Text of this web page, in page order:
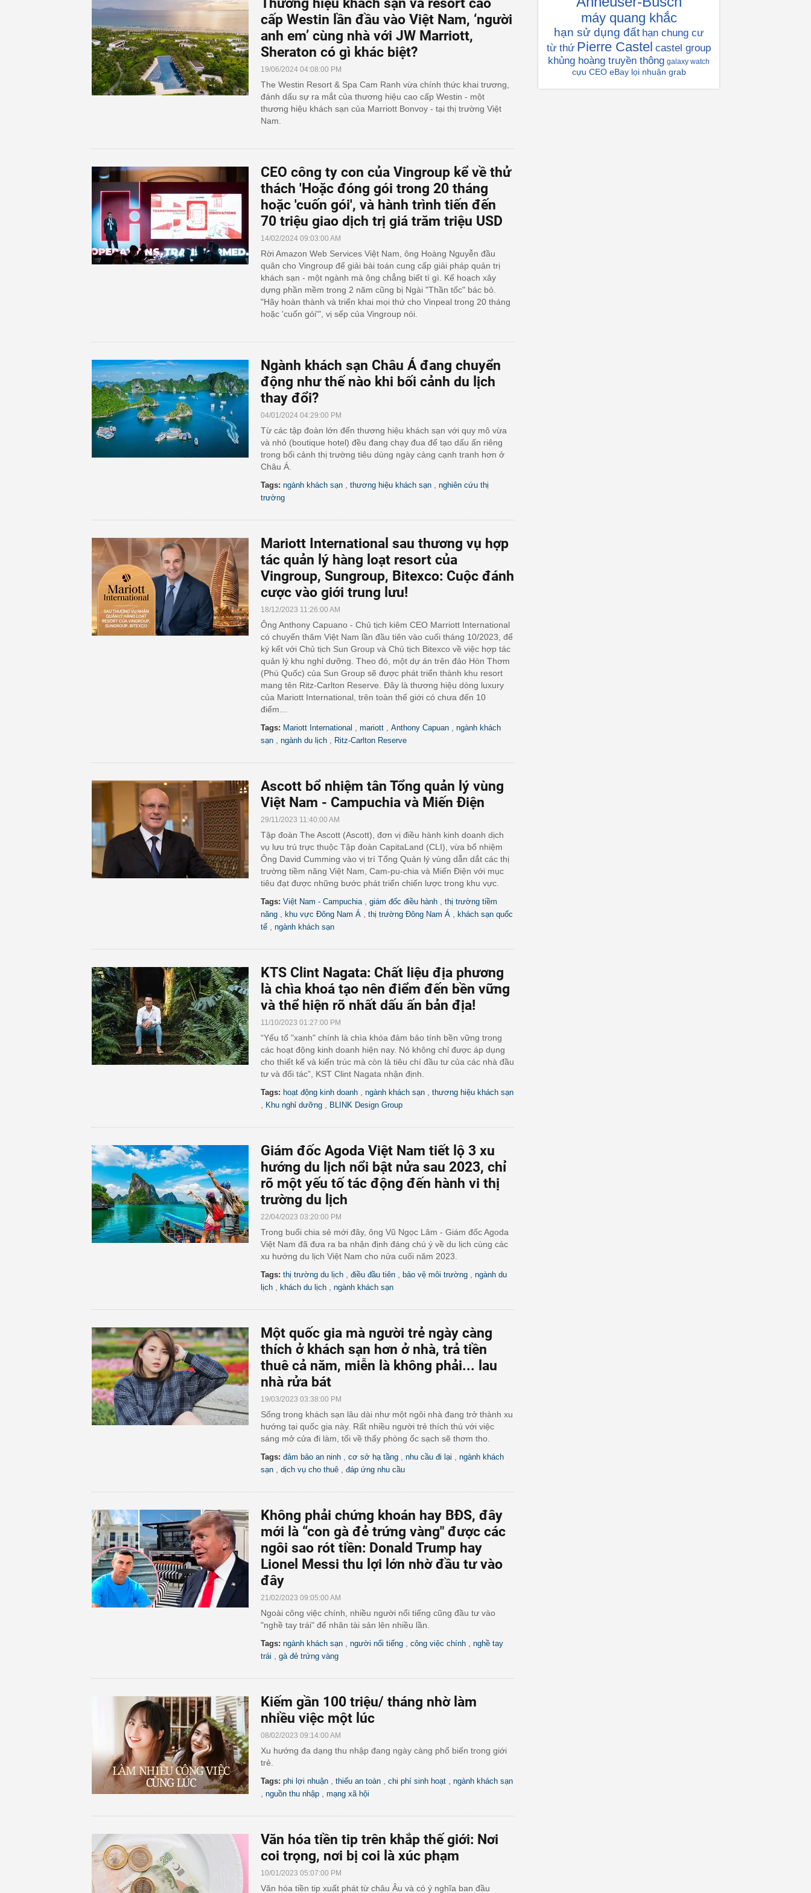
Thương hiệu khách sạn và resort cao
cấp Westin lần đầu vào Việt Nam, ‘người
anh em’ cùng nhà với JW Marriott,
Sheraton có gì khác biệt?
19/06/2024 04:08:00 PM
The Westin Resort & Spa Cam Ranh vừa chính thức khai trương,
đánh dấu sự ra mắt của thương hiệu cao cấp Westin - một
thương hiệu khách sạn của Marriott Bonvoy - tại thị trường Việt
Nam.
CEO công ty con của Vingroup kể về thử
thách 'Hoặc đóng gói trong 20 tháng
hoặc 'cuốn gói', và hành trình tiến đến
70 triệu giao dịch trị giá trăm triệu USD
14/02/2024 09:03:00 AM
Rời Amazon Web Services Việt Nam, ông Hoàng Nguyễn đầu
quân cho Vingroup để giải bài toán cung cấp giải pháp quản trị
khách sạn - một ngành mà ông chẳng biết tí gì. Kế hoạch xây
dựng phần mềm trong 2 năm cũng bị Ngài "Thần tốc" bác bỏ.
"Hãy hoàn thành và triển khai mọi thứ cho Vinpeal trong 20 tháng
hoặc 'cuốn gói'", vị sếp của Vingroup nói.
Ngành khách sạn Châu Á đang chuyển
động như thế nào khi bối cảnh du lịch
thay đổi?
04/01/2024 04:29:00 PM
Từ các tập đoàn lớn đến thương hiệu khách sạn với quy mô vừa
và nhỏ (boutique hotel) đều đang chạy đua để tạo dấu ấn riêng
trong bối cảnh thị trường tiêu dùng ngày càng cạnh tranh hơn ở
Châu Á.
Tags: ngành khách sạn thương hiệu khách sạn
nghiên cứu thị
trường
Mariott International sau thương vụ hợp
tác quản lý hàng loạt resort của
Vingroup, Sungroup, Bitexco: Cuộc đánh
cược vào giới trung lưu!
18/12/2023 11:26:00 AM
Ông Anthony Capuano - Chủ tịch kiêm CEO Marriott International
có chuyến thăm Việt Nam lần đầu tiên vào cuối tháng 10/2023, để
ký kết với Chủ tịch Sun Group và Chủ tịch Bitexco về việc hợp tác
quản lý khu nghỉ dưỡng. Theo đó, một dự án trên đảo Hòn Thơm
(Phú Quốc) của Sun Group sẽ được phát triển thành khu resort
mang tên Ritz-Carlton Reserve. Đây là thương hiệu dòng luxury
của Mariott International, trên toàn thế giới có chưa đến 10
điểm…
Tags: Mariott International mariott Anthony Capuan
ngành khách
sạn
ngành du lịch Ritz-Carlton Reserve
Ascott bổ nhiệm tân Tổng quản lý vùng
Việt Nam - Campuchia và Miến Điện
29/11/2023 11:40:00 AM
Tập đoàn The Ascott (Ascott), đơn vị điều hành kinh doanh dịch
vụ lưu trú trực thuộc Tập đoàn CapitaLand (CLI), vừa bổ nhiệm
Ông David Cumming vào vị trí Tổng Quản lý vùng dẫn dắt các thị
trường tiềm năng Việt Nam, Cam-pu-chia và Miến Điện với mục
tiêu đạt được những bước phát triển chiến lược trong khu vực.
Tags: Việt Nam - Campuchia giám đốc điều hành
thị trường tiềm
năng
khu vực Đông Nam Á thị trường Đông Nam Á
khách sạn quốc
tế
ngành khách sạn
KTS Clint Nagata: Chất liệu địa phương
là chìa khoá tạo nên điểm đến bền vững
và thể hiện rõ nhất dấu ấn bản địa!
11/10/2023 01:27:00 PM
“Yếu tố "xanh" chính là chìa khóa đảm bảo tính bền vững trong
các hoạt động kinh doanh hiện nay. Nó không chỉ được áp dụng
cho thiết kế và kiến trúc mà còn là tiêu chí đầu tư của các nhà đầu
tư và đối tác”, KST Clint Nagata nhận định.
Tags: hoạt động kinh doanh ngành khách sạn thương hiệu khách sạn
Khu nghỉ dưỡng BLINK Design Group
Giám đốc Agoda Việt Nam tiết lộ 3 xu
hướng du lịch nổi bật nửa sau 2023, chỉ
rõ một yếu tố tác động đến hành vi thị
trường du lịch
22/04/2023 03:20:00 PM
Trong buổi chia sẻ mới đây, ông Vũ Ngọc Lâm - Giám đốc Agoda
Việt Nam đã đưa ra ba nhận định đáng chú ý về du lịch cùng các
xu hướng du lịch Việt Nam cho nửa cuối năm 2023.
Tags: thị trường du lịch điều đầu tiên bảo vệ môi trường
ngành du
lịch
khách du lịch ngành khách sạn
Một quốc gia mà người trẻ ngày càng
thích ở khách sạn hơn ở nhà, trả tiền
thuê cả năm, miễn là không phải... lau
nhà rửa bát
19/03/2023 03:38:00 PM
Sống trong khách sạn lâu dài như một ngôi nhà đang trở thành xu
hướng tại quốc gia này. Rất nhiều người trẻ thích thú với việc
sáng mở cửa đi làm, tối về thấy phòng ốc sạch sẽ thơm tho.
Tags: đảm bảo an ninh cơ sở hạ tầng nhu cầu đi lại
ngành khách
sạn
dịch vụ cho thuê đáp ứng nhu cầu
Không phải chứng khoán hay BĐS, đây
mới là “con gà đẻ trứng vàng" được các
ngôi sao rót tiền: Donald Trump hay
Lionel Messi thu lợi lớn nhờ đầu tư vào
đây
21/02/2023 09:05:00 AM
Ngoài công việc chính, nhiều người nổi tiếng cũng đầu tư vào
"nghề tay trái" để nhân tài sản lên nhiều lần.
Tags: ngành khách sạn người nổi tiếng công việc chính
nghề tay
trái
gà đẻ trứng vàng
Kiếm gần 100 triệu/ tháng nhờ làm
nhiều việc một lúc
08/02/2023 09:14:00 AM
Xu hướng đa dạng thu nhập đang ngày càng phổ biến trong giới
trẻ.
Tags: phi lợi nhuận thiếu an toàn chi phí sinh hoạt ngành khách sạn
nguồn thu nhập mạng xã hội
Văn hóa tiền tip trên khắp thế giới: Nơi
coi trọng, nơi bị coi là xúc phạm
10/01/2023 05:07:00 PM
Văn hóa tiền tip xuất phát từ châu Âu và có ý nghĩa ban đầu
máy quang khắc
hạn sử dụng đất hạn chung cư
từ thứ Pierre Castel castel group
khủng hoàng truyền thông galaxy watch
cựu CEO eBay lọi nhuận grab